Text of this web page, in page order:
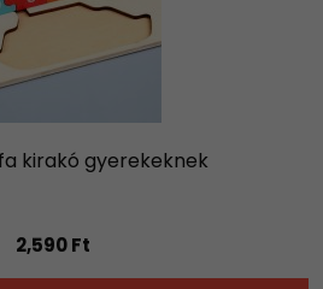
kirakó gyerekeknek
2,590 Ft